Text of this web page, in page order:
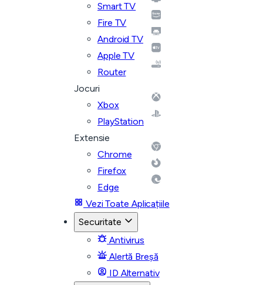
Smart TV
Fire TV
Android TV
Apple TV
Router
Jocuri
Xbox
PlayStation
Extensie
Chrome
Firefox
Edge
Vezi Toate Aplicațiile
Securitate
Antivirus
Alertă Breșă
ID Alternativ